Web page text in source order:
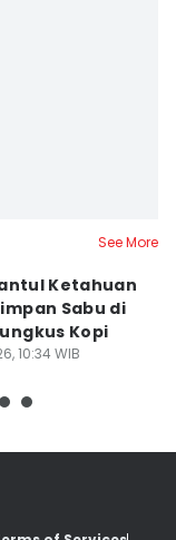
See More
Ketahuan
Sabu di
Kopi
10:34 WIB